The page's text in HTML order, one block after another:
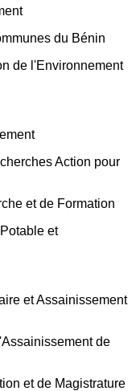
du Bénin
de l'Environnement
Action pour
et de Formation
et
et Assainissement
de
et de Magistrature